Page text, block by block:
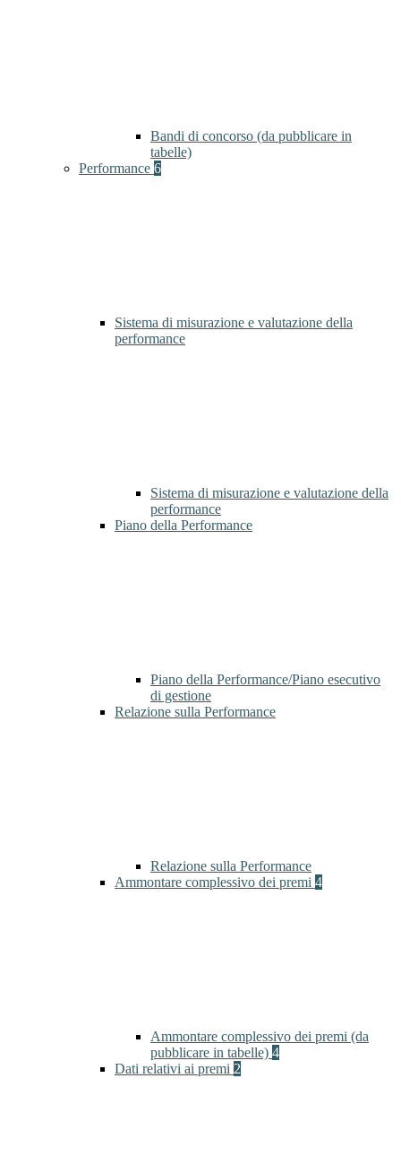
Bandi di concorso (da pubblicare in
tabelle)
Performance 6
Sistema di misurazione e valutazione della
performance
Sistema di misurazione e valutazione della
performance
Piano della Performance
Piano della Performance/Piano esecutivo
di gestione
Relazione sulla Performance
Relazione sulla Performance
Ammontare complessivo dei premi 4
Ammontare complessivo dei premi (da
pubblicare in tabelle) 4
Dati relativi ai premi 2